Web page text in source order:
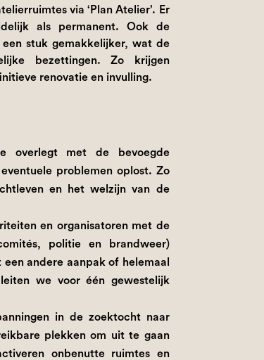
via ‘Plan Atelier’. Er
als permanent. Ook de
stuk gemakkelijker, wat de
bezettingen. Zo krijgen
renovatie en invulling.
overlegt met de bevoegde
problemen oplost. Zo
en het welzijn van de
en organisatoren met de
politie en brandweer)
een andere aanpak of helemaal
we voor één gewestelijk
in de zoektocht naar
plekken om uit te gaan
onbenutte ruimtes en